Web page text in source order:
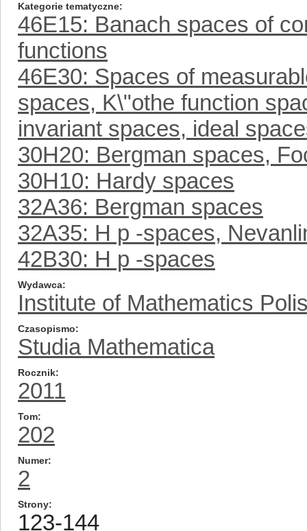
Kategorie tematyczne
46E15: Banach spaces of
functions
46E30: Spaces of
spaces, K\"othe function
invariant spaces, ideal
30H20: Bergman spaces,
30H10: Hardy spaces
32A36: Bergman spaces
32A35: H p -spaces,
42B30: H p -spaces
Wydawca
Institute of Mathematics
Czasopismo
Studia Mathematica
Rocznik
2011
Tom
202
Numer
2
Strony
123-144